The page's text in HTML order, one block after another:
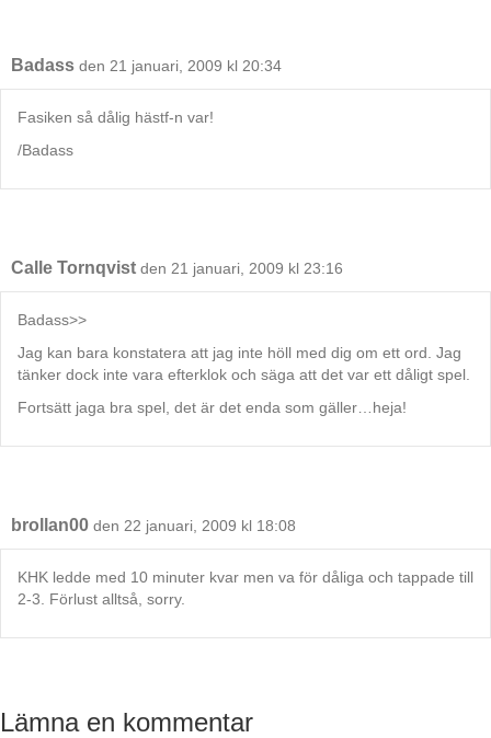
Badass den 21 januari, 2009 kl 20:34
Fasiken så dålig hästf-n var!
/Badass
Calle Tornqvist den 21 januari, 2009 kl 23:16
Badass>>
Jag kan bara konstatera att jag inte höll med dig om ett ord. Jag
tänker dock inte vara efterklok och säga att det var ett dåligt spel.
Fortsätt jaga bra spel, det är det enda som gäller…heja!
brollan00 den 22 januari, 2009 kl 18:08
KHK ledde med 10 minuter kvar men va för dåliga och tappade till
2-3. Förlust alltså, sorry.
Lämna en kommentar